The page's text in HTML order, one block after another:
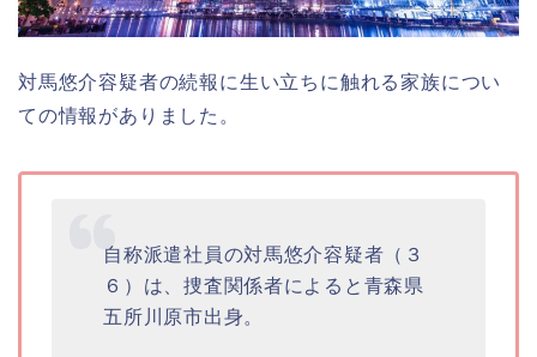
対馬悠介容疑者の続報に生い立ちに触れる家族につい
ての情報がありました。
自称派遣社員の対馬悠介容疑者（３
６）は、捜査関係者によると青森県
五所川原市出身。